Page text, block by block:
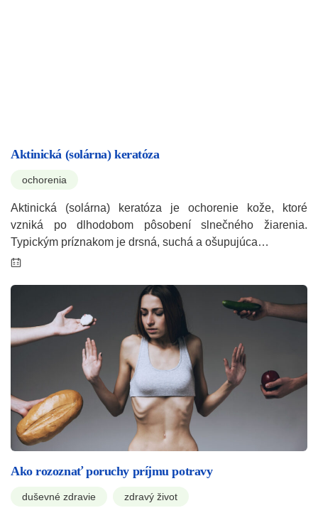
Aktinická (solárna) keratóza
ochorenia
Aktinická (solárna) keratóza je ochorenie kože, ktoré
vzniká po dlhodobom pôsobení slnečného žiarenia.
Typickým príznakom je drsná, suchá a ošupujúca…
Ako rozoznať poruchy príjmu potravy
duševné zdravie zdravý život